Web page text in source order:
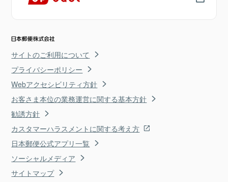
サイトのご利用について
プライバシーポリシー
Webアクセシビリティ方針
お客さま本位の業務運営に関する基本方針
勧誘方針
カスタマーハラスメントに関する考え方
日本郵便公式アプリ一覧
ソーシャルメディア
サイトマップ